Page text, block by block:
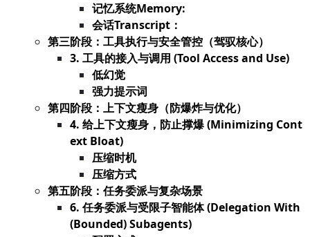
记忆系统Memory:
会话Transcript：
第三阶段：工具执行与安全管控（驾驭核心）
3. 工具的接入与调用 (Tool Access and Use)
低幻觉
强力提示词
第四阶段：上下文瘦身（防爆炸与优化）
4. 给上下文瘦身，防止撑爆 (Minimizing Cont
ext Bloat)
压缩时机
压缩方式
第五阶段：任务委派与复杂场景
6. 任务委派与受限子智能体 (Delegation With
(Bounded) Subagents)